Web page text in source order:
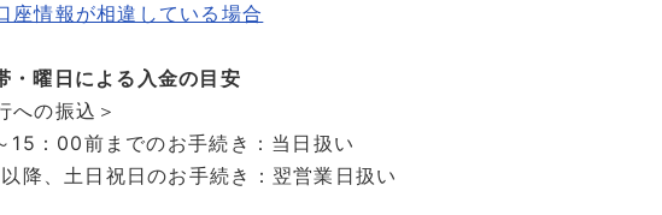
情報が相違している場合
・曜日による入金の目安
への振込＞
15：00前までのお手続き：当日扱い
降、土日祝日のお手続き：翌営業日扱い